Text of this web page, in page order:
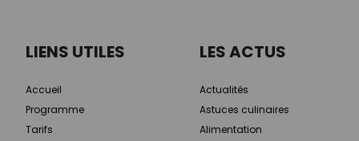
LIENS UTILES
Accueil
Programme
Tarifs
LES ACTUS
Actualités
Astuces culinaires
Alimentation